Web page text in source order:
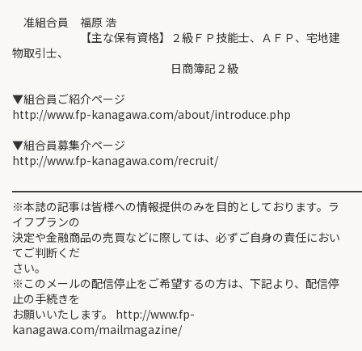
准組合員 福原 浩
【主な保有資格】２級ＦＰ技能士、ＡＦＰ、宅地建
物取引士、
日商簿記２級
▼組合員ご紹介ページ
http://www.fp-kanagawa.com/about/introduce.php
▼組合員募集介ページ
http://www.fp-kanagawa.com/recruit/
※本誌の記事は皆様への情報提供のみを目的としております。ラ
イフプランの
決定や金融商品の売買などに際しては、必ずご自身の責任におい
てご判断くだ
さい。
※このメールの配信停止をご希望するの方は、下記より、配信停
止の手続きを
お願いいたします。 http://www.fp-
kanagawa.com/mailmagazine/